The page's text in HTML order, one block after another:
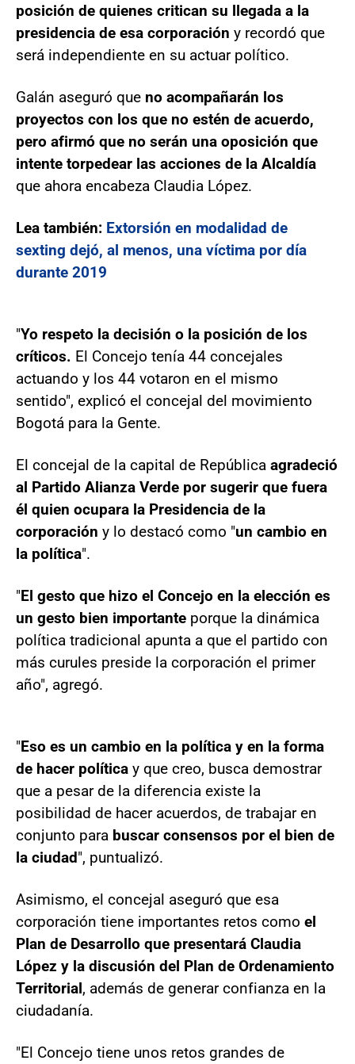
posición de quienes critican su llegada a la
presidencia de esa corporación y recordó que
será independiente en su actuar político.
Galán aseguró que no acompañarán los
proyectos con los que no estén de acuerdo,
pero afirmó que no serán una oposición que
intente torpedear las acciones de la Alcaldía
que ahora encabeza Claudia López.
Lea también: Extorsión en modalidad de
sexting dejó, al menos, una víctima por día
durante 2019
"Yo respeto la decisión o la posición de los
críticos. El Concejo tenía 44 concejales
actuando y los 44 votaron en el mismo
sentido", explicó el concejal del movimiento
Bogotá para la Gente.
El concejal de la capital de República agradeció
al Partido Alianza Verde por sugerir que fuera
él quien ocupara la Presidencia de la
corporación y lo destacó como "un cambio en
la política".
"El gesto que hizo el Concejo en la elección es
un gesto bien importante porque la dinámica
política tradicional apunta a que el partido con
más curules preside la corporación el primer
año", agregó.
"Eso es un cambio en la política y en la forma
de hacer política y que creo, busca demostrar
que a pesar de la diferencia existe la
posibilidad de hacer acuerdos, de trabajar en
conjunto para buscar consensos por el bien de
la ciudad", puntualizó.
Asimismo, el concejal aseguró que esa
corporación tiene importantes retos como el
Plan de Desarrollo que presentará Claudia
López y la discusión del Plan de Ordenamiento
Territorial, además de generar confianza en la
ciudadanía.
"El Concejo tiene unos retos grandes de